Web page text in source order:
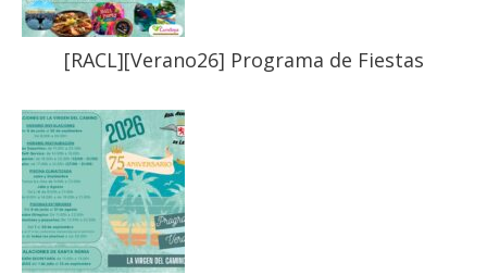
[RACL][Verano26] Programa de Fiestas